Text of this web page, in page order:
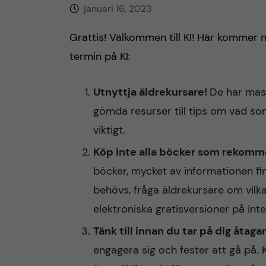
januari 16, 2023
Grattis! Välkommen till KI! Här
termin på KI:
Utnyttja äldrekursare! De har
gömda resurser till tips om vad
viktigt.
Köp inte alla böcker som
böcker, mycket av informationen
behövs, fråga äldrekursare om
elektroniska gratisversioner på
Tänk till innan du tar på dig
engagera sig och fester att gå